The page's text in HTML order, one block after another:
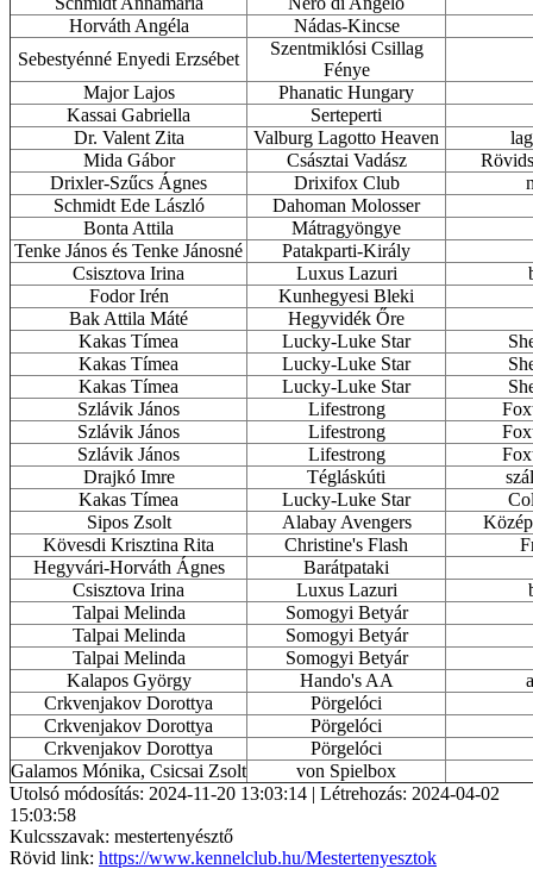
Horváth Angéla
Nádas-Kincse
Sebestyénné Enyedi Erzsébet
Szentmiklósi Csillag
Fénye
Major Lajos
Phanatic Hungary
Kassai Gabriella
Serteperti
Dr. Valent Zita
Valburg Lagotto Heaven
Mida Gábor
Császtai Vadász
Drixler-Szűcs Ágnes
Drixifox Club
Schmidt Ede László
Dahoman Molosser
Bonta Attila
Mátragyöngye
Tenke János és Tenke Jánosné
Patakparti-Király
Csisztova Irina
Luxus Lazuri
Fodor Irén
Kunhegyesi Bleki
Bak Attila Máté
Hegyvidék Őre
Kakas Tímea
Lucky-Luke Star
Kakas Tímea
Lucky-Luke Star
Kakas Tímea
Lucky-Luke Star
Szlávik János
Lifestrong
Szlávik János
Lifestrong
Szlávik János
Lifestrong
Drajkó Imre
Tégláskúti
Kakas Tímea
Lucky-Luke Star
Sipos Zsolt
Alabay Avengers
Kövesdi Krisztina Rita
Christine's Flash
Hegyvári-Horváth Ágnes
Barátpataki
Csisztova Irina
Luxus Lazuri
Talpai Melinda
Somogyi Betyár
Talpai Melinda
Somogyi Betyár
Talpai Melinda
Somogyi Betyár
Kalapos György
Hando's AA
Crkvenjakov Dorottya
Pörgelóci
Crkvenjakov Dorottya
Pörgelóci
Crkvenjakov Dorottya
Pörgelóci
Galamos Mónika, Csicsai Zsolt
von Spielbox
Utolsó módosítás: 2024-11-20 13:03:14 | Létrehozás: 2024-04-02
15:03:58
Kulcsszavak: mestertenyésztő
Rövid link: https://www.kennelclub.hu/Mestertenyesztok